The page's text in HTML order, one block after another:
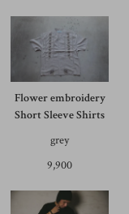
Flower embroidery
Short Sleeve Shirts
grey
9,900